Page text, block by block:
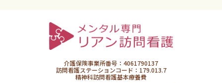
介護保険事業所番号：4061790137
訪問看護ステーションコード：179.013.7
精神科訪問看護基本療養費